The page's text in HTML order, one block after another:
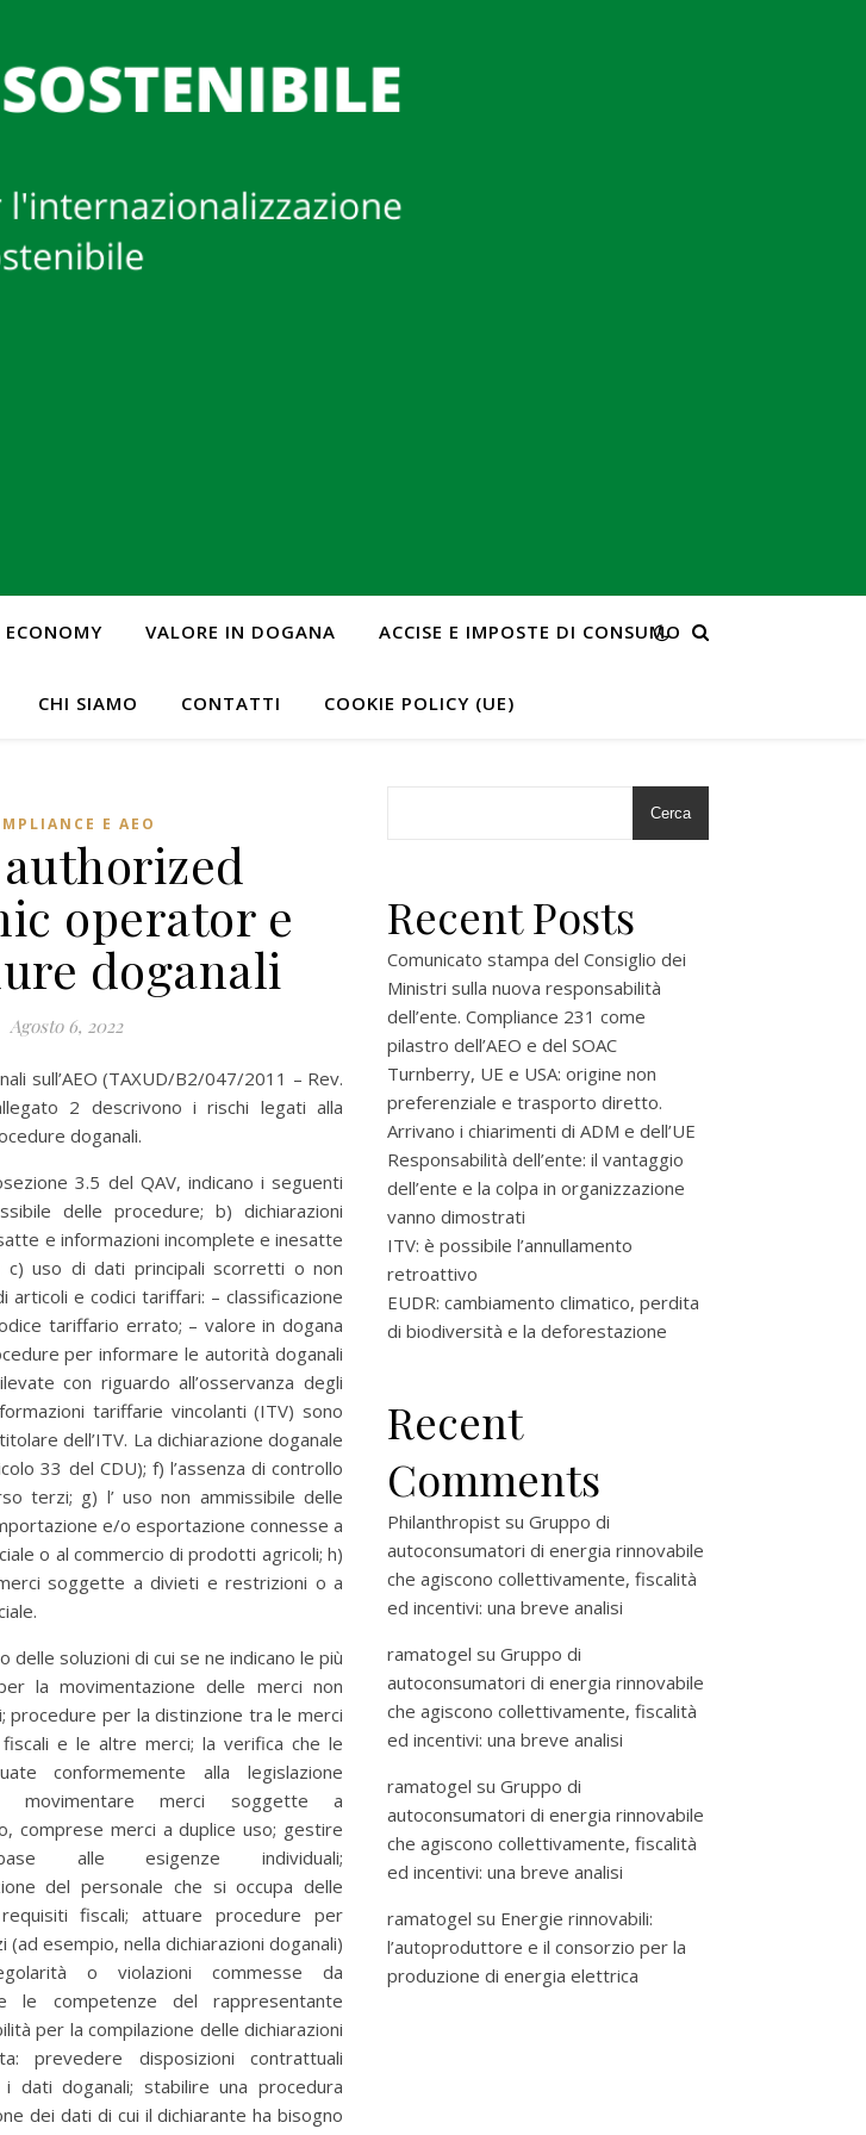
ECONOMY VALORE IN DOGANA ACCISE E IMPOSTE DI CONSUMO
CHI SIAMO CONTATTI COOKIE POLICY (UE)
E AEO
authorized
operator e
doganali
Agosto 6, 2022
sull’AEO (TAXUD/B2/047/2011 – Rev.
2 descrivono i rischi legati alla
doganali.
3.5 del QAV, indicano i seguenti
delle procedure; b) dichiarazioni
e informazioni incomplete e inesatte
c) uso di dati principali scorretti o non
articoli e codici tariffari: – classificazione
tariffario errato; – valore in dogana
per informare le autorità doganali
con riguardo all’osservanza degli
tariffarie vincolanti (ITV) sono
dell’ITV. La dichiarazione doganale
33 del CDU); f) l’assenza di controllo
terzi; g) l’ uso non ammissibile delle
e/o esportazione connesse a
o al commercio di prodotti agricoli; h)
soggette a divieti e restrizioni o a
delle soluzioni di cui se ne indicano le più
la movimentazione delle merci non
procedure per la distinzione tra le merci
e le altre merci; la verifica che le
conformemente alla legislazione
movimentare merci soggette a
comprese merci a duplice uso; gestire
alle esigenze individuali;
del personale che si occupa delle
fiscali; attuare procedure per
esempio, nella dichiarazioni doganali)
o violazioni commesse da
le competenze del rappresentante
per la compilazione delle dichiarazioni
prevedere disposizioni contrattuali
dati doganali; stabilire una procedura
dei dati di cui il dichiarante ha bisogno
Cerca
Recent Posts
Comunicato stampa del Consiglio dei
Ministri sulla nuova responsabilità
dell’ente. Compliance 231 come
pilastro dell’AEO e del SOAC
Turnberry, UE e USA: origine non
preferenziale e trasporto diretto.
Arrivano i chiarimenti di ADM e dell’UE
Responsabilità dell’ente: il vantaggio
dell’ente e la colpa in organizzazione
vanno dimostrati
ITV: è possibile l’annullamento
retroattivo
EUDR: cambiamento climatico, perdita
di biodiversità e la deforestazione
Recent
Comments
Philanthropist su Gruppo di
autoconsumatori di energia rinnovabile
che agiscono collettivamente, fiscalità
ed incentivi: una breve analisi
ramatogel su Gruppo di
autoconsumatori di energia rinnovabile
che agiscono collettivamente, fiscalità
ed incentivi: una breve analisi
ramatogel su Gruppo di
autoconsumatori di energia rinnovabile
che agiscono collettivamente, fiscalità
ed incentivi: una breve analisi
ramatogel su Energie rinnovabili:
l’autoproduttore e il consorzio per la
produzione di energia elettrica